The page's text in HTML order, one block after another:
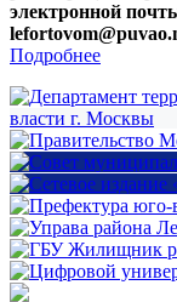
электронной
Подробнее